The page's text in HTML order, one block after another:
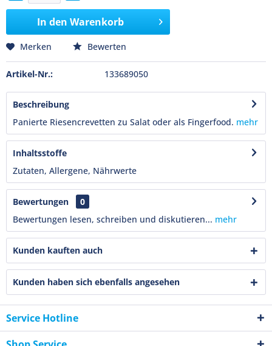
In den Warenkorb
Merken Bewerten
Artikel-Nr.: 133689050
Beschreibung
Panierte Riesencrevetten zu Salat oder als Fingerfood. mehr
Inhaltsstoffe
Zutaten, Allergene, Nährwerte
Bewertungen
0
Bewertungen lesen, schreiben und diskutieren... mehr
Kunden kauften auch
Kunden haben sich ebenfalls angesehen
Service Hotline